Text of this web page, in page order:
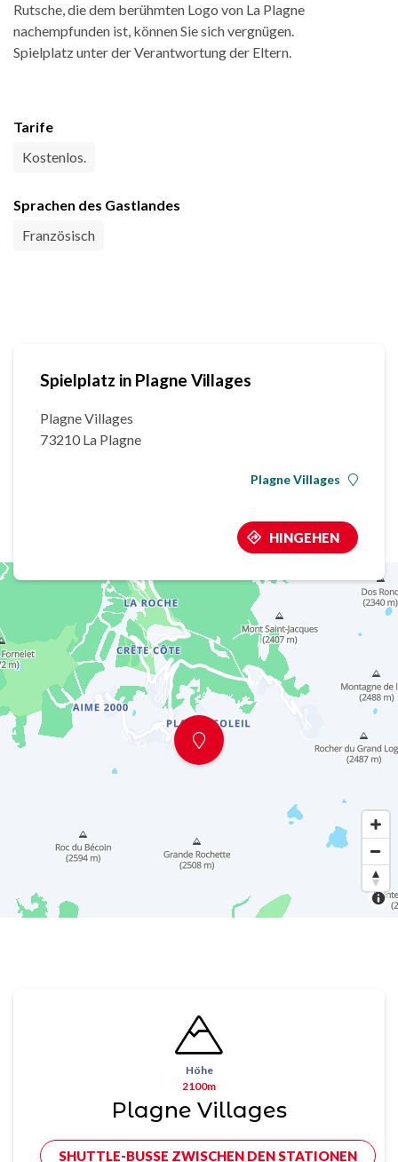
Rutsche, die dem berühmten Logo von La Plagne
nachempfunden ist, können Sie sich vergnügen.
Spielplatz unter der Verantwortung der Eltern.
Tarife
Kostenlos.
Sprachen des Gastlandes
Französisch
Spielplatz in Plagne Villages
Plagne Villages
73210 La Plagne
Plagne Villages
HINGEHEN
Höhe
2100m
Plagne Villages
SHUTTLE-BUSSE ZWISCHEN DEN STATIONEN